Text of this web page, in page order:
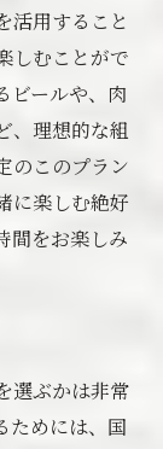
ング
ランチ
アイデア
を深める
き
の土曜日
活用すること
しむことがで
ビールや、肉
、理想的な組
のこのプラン
に楽しむ絶好
間をお楽しみ
選ぶかは非常
ためには、国